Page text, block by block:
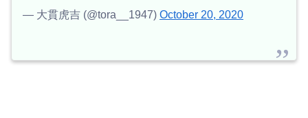
— 大貫虎吉 (@tora__1947) October 20, 2020